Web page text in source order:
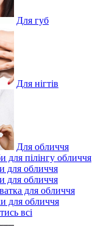
Для губ
Для нігтів
Для обличчя
для пілінгу обличчя
для обличчя
для обличчя
для обличчя
для обличчя
всі